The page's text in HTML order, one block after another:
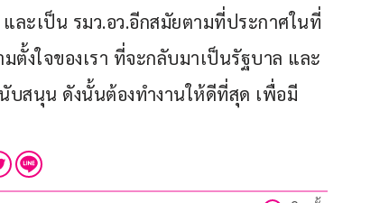
ละเป็น รมว.อว.อีกสมัยตามที่ประกาศในที่
ตั้งใจของเรา ที่จะกลับมาเป็นรัฐบาล และ
บสนุน ดังนั้นต้องทำงานให้ดีที่สุด เพื่อมี